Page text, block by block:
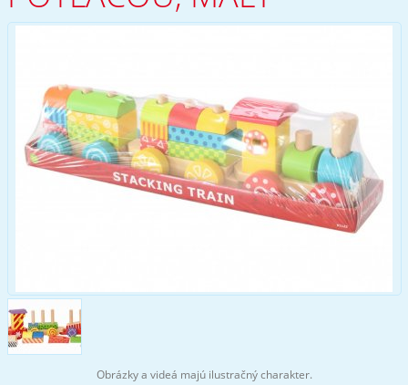
Obrázky a videá majú ilustračný charakter.